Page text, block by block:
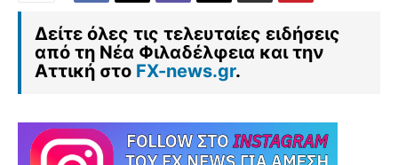
Δείτε όλες τις τελευταίες ειδήσεις
από τη Νέα Φιλαδέλφεια και την
Αττική στο FX-news.gr.